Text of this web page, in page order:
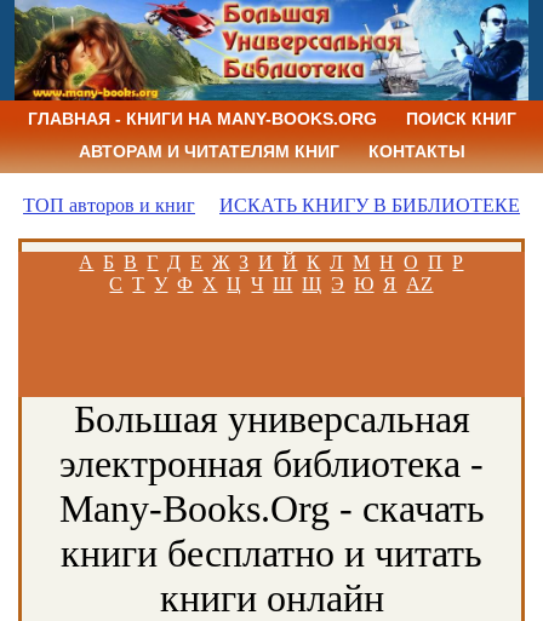
ГЛАВНАЯ - КНИГИ НА MANY-BOOKS.ORG
ПОИСК КНИГ
АВТОРАМ И ЧИТАТЕЛЯМ КНИГ
КОНТАКТЫ
ТОП авторов и книг ИСКАТЬ КНИГУ В БИБЛИОТЕКЕ
А Б В Г Д Е Ж З И Й К Л М Н О П Р
С Т У Ф Х Ц Ч Ш Щ Э Ю Я AZ
Большая универсальная
электронная библиотека -
Many-Books.Org - скачать
книги бесплатно и читать
книги онлайн